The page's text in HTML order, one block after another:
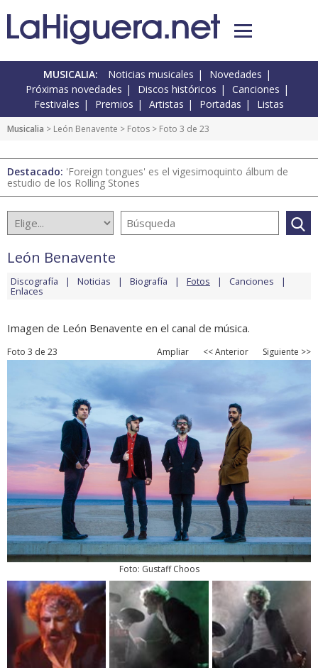
MUSICALIA: Noticias musicales
Novedades
Próximas novedades
Discos históricos
Canciones
Festivales
Premios Artistas Portadas Listas
Musicalia > León Benavente > Fotos > Foto 3 de 23
Destacado: 'Foreign tongues' es el vigesimoquinto álbum de
estudio de los Rolling Stones
León Benavente
Discografía Noticias Biografía Fotos Canciones
Enlaces
Imagen de León Benavente en el canal de música.
Foto 3 de 23 Ampliar << Anterior Siguiente >>
Foto: Gustaff Choos